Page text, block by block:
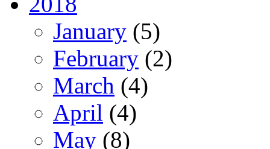
January (5)
February (2)
March (4)
April (4)
May (8)